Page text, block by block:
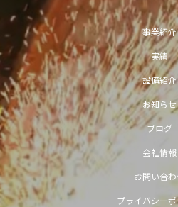
事業紹介
実績
設備紹介
お知らせ
ブログ
会社情報
お問い合
プライバシー